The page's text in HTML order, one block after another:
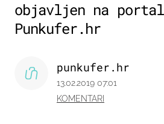
objavljen na
Punkufer.hr
punkufer.hr
13.02.2019 07:01
KOMENTARI